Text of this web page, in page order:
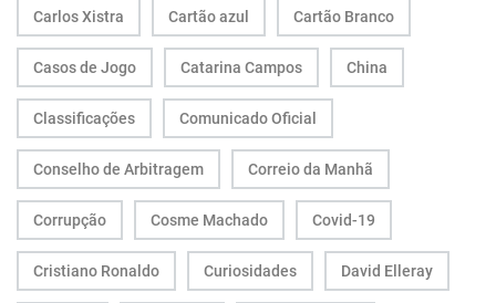
Carlos Xistra Cartão azul Cartão Branco
Casos de Jogo Catarina Campos China
Classificações Comunicado Oficial
Conselho de Arbitragem Correio da Manhã
Corrupção Cosme Machado Covid-19
Cristiano Ronaldo Curiosidades David Elleray